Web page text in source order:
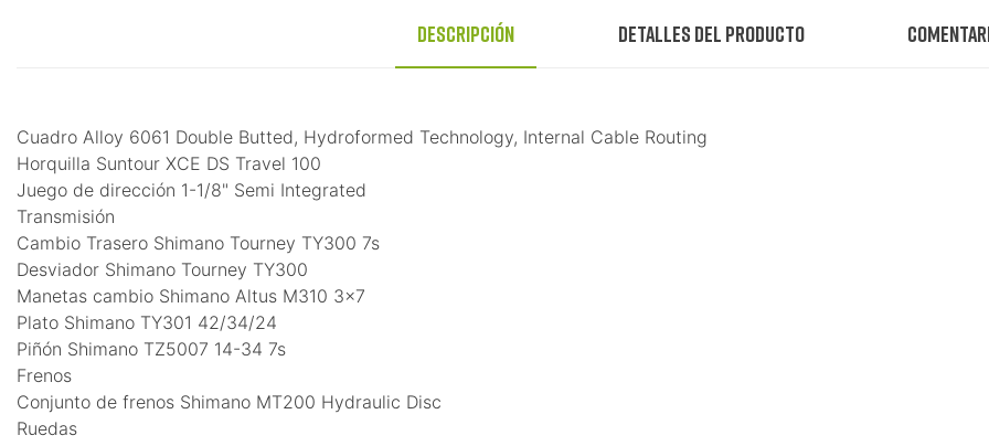
Descripción Detalles del producto
Cuadro Alloy 6061 Double Butted, Hydroformed Technology, Internal Cable Routing
Horquilla Suntour XCE DS Travel 100
Juego de dirección 1-1/8" Semi Integrated
Transmisión
Cambio Trasero Shimano Tourney TY300 7s
Desviador Shimano Tourney TY300
Manetas cambio Shimano Altus M310 3×7
Plato Shimano TY301 42/34/24
Piñón Shimano TZ5007 14-34 7s
Frenos
Conjunto de frenos Shimano MT200 Hydraulic Disc
Ruedas